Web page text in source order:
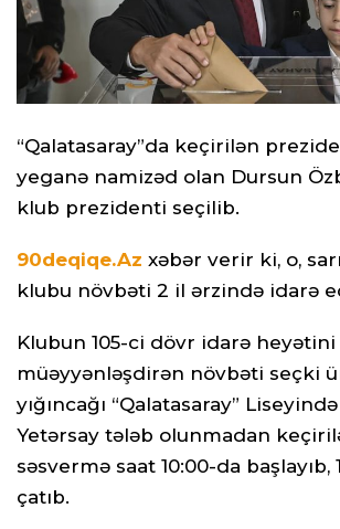
“Qalatasaray”da keçirilən
yeganə namizəd olan Dursun
klub prezidenti seçilib.
90deqiqe.Az xəbər verir ki, o,
klubu növbəti 2 il ərzində idarə
Klubun 105-ci dövr idarə heyətini
müəyyənləşdirən növbəti seçki
yığıncağı “Qalatasaray”
Yetərsay tələb olunmadan
səsvermə saat 10:00-da başlayıb,
çatıb.